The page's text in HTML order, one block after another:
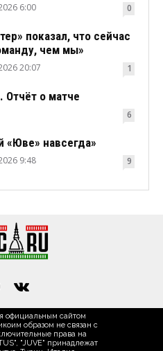
6:00 0
показал, что сейчас
чем мы»
20:07 1
Отчёт о матче
6
«Юве» навсегда»
9:48 9
официальным сайтом
образом не связан с
права на
"JUVE" принадлежат